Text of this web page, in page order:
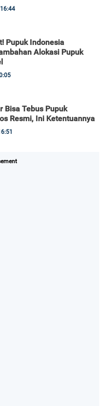
Pupuk Indonesia
Alokasi Pupuk
Bisa Tebus Pupuk
Resmi, Ini Ketentuannya